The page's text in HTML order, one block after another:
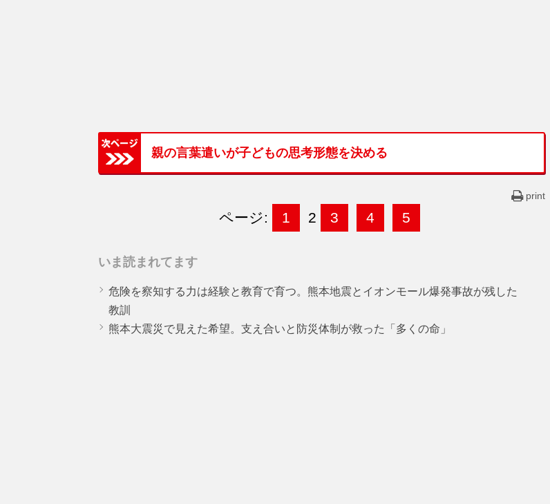
親の言葉遣いが子どもの思考形態を決める
print
ページ: 1 2 3 4 5
いま読まれてます
危険を察知する力は経験と教育で育つ。熊本地震とイオンモール爆発事故が残した
教訓
熊本大震災で見えた希望。支え合いと防災体制が救った「多くの命」